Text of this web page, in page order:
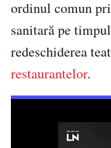
ordinul comun
sanitară pe
redeschiderea
restaurantelor.